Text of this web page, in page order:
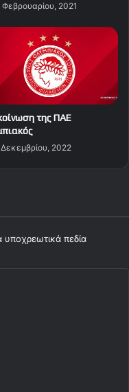
Φεβρουαρίου, 2021
της ΠΑΕ
2022
υποχρεωτικά πεδία